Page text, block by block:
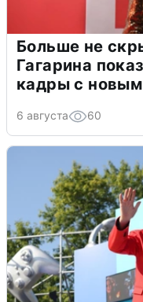
Больше не
Гагарина
кадры с
6 августа 60